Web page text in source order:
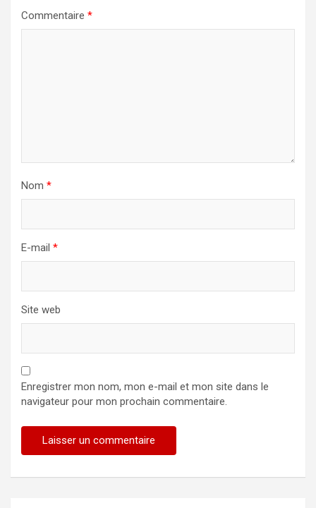
Commentaire *
Nom *
E-mail *
Site web
Enregistrer mon nom, mon e-mail et mon site dans le
navigateur pour mon prochain commentaire.